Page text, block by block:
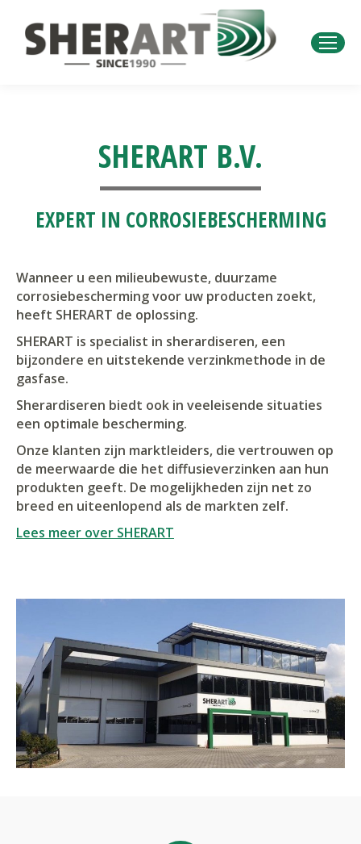
SHERART B.V.
EXPERT IN CORROSIEBESCHERMING
Wanneer u een milieubewuste, duurzame
corrosiebescherming voor uw producten zoekt,
heeft SHERART de oplossing.
SHERART is specialist in sherardiseren, een
bijzondere en uitstekende verzinkmethode in de
gasfase.
Sherardiseren biedt ook in veeleisende situaties
een optimale bescherming.
Onze klanten zijn marktleiders, die vertrouwen op
de meerwaarde die het diffusieverzinken aan hun
produkten geeft. De mogelijkheden zijn net zo
breed en uiteenlopend als de markten zelf.
Lees meer over SHERART